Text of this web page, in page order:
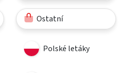
Ostatní
Polské letáky